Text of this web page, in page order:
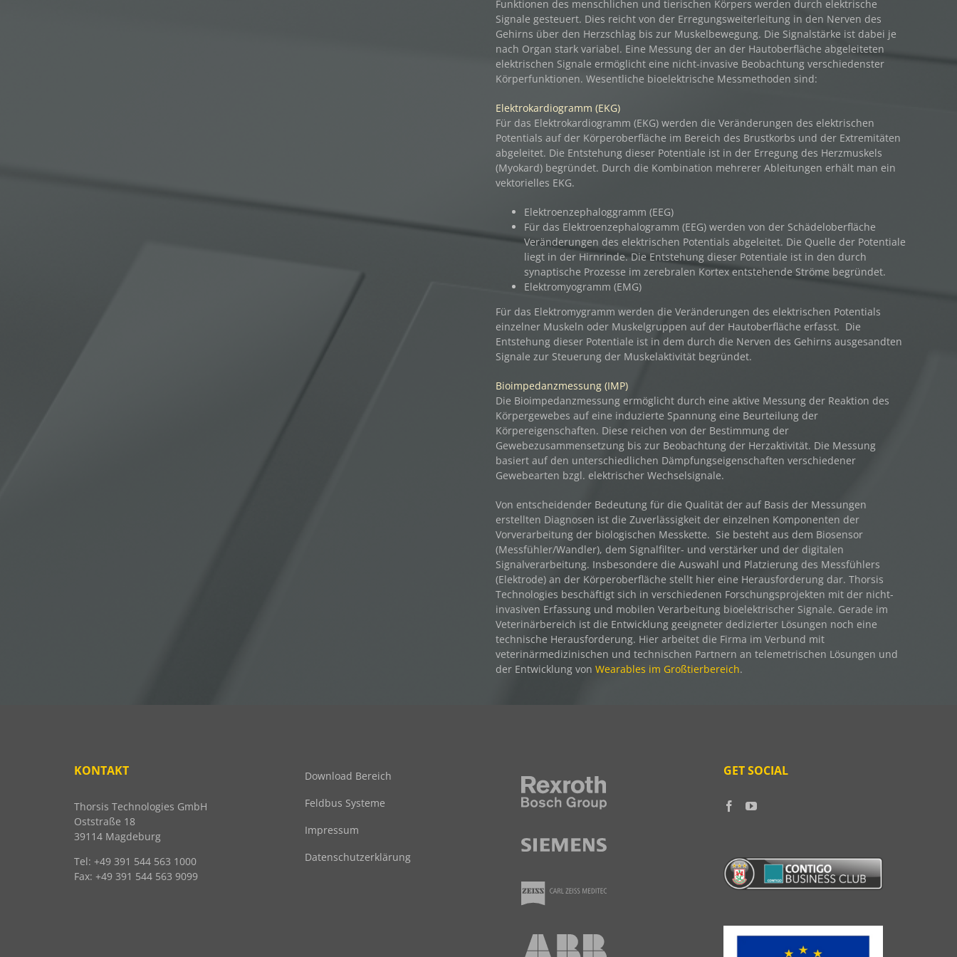
Funktionen des menschlichen und tierischen Körpers werden durch elektrische
Signale gesteuert. Dies reicht von der Erregungsweiterleitung in den Nerven des
Gehirns über den Herzschlag bis zur Muskelbewegung. Die Signalstärke ist dabei je
nach Organ stark variabel. Eine Messung der an der Hautoberfläche abgeleiteten
elektrischen Signale ermöglicht eine nicht-invasive Beobachtung verschiedenster
Körperfunktionen. Wesentliche bioelektrische Messmethoden sind:
Elektrokardiogramm (EKG)
Für das Elektrokardiogramm (EKG) werden die Veränderungen des elektrischen
Potentials auf der Körperoberfläche im Bereich des Brustkorbs und der Extremitäten
abgeleitet. Die Entstehung dieser Potentiale ist in der Erregung des Herzmuskels
(Myokard) begründet. Durch die Kombination mehrerer Ableitungen erhält man ein
vektorielles EKG.
Elektroenzephaloggramm (EEG)
Für das Elektroenzephalogramm (EEG) werden von der Schädeloberfläche
Veränderungen des elektrischen Potentials abgeleitet. Die Quelle der Potentiale
liegt in der Hirnrinde. Die Entstehung dieser Potentiale ist in den durch
synaptische Prozesse im zerebralen Kortex entstehende Ströme begründet.
Elektromyogramm (EMG)
Für das Elektromygramm werden die Veränderungen des elektrischen Potentials
einzelner Muskeln oder Muskelgruppen auf der Hautoberfläche erfasst. Die
Entstehung dieser Potentiale ist in dem durch die Nerven des Gehirns ausgesandten
Signale zur Steuerung der Muskelaktivität begründet.
Bioimpedanzmessung (IMP)
Die Bioimpedanzmessung ermöglicht durch eine aktive Messung der Reaktion des
Körpergewebes auf eine induzierte Spannung eine Beurteilung der
Körpereigenschaften. Diese reichen von der Bestimmung der
Gewebezusammensetzung bis zur Beobachtung der Herzaktivität. Die Messung
basiert auf den unterschiedlichen Dämpfungseigenschaften verschiedener
Gewebearten bzgl. elektrischer Wechselsignale.
Von entscheidender Bedeutung für die Qualität der auf Basis der Messungen
erstellten Diagnosen ist die Zuverlässigkeit der einzelnen Komponenten der
Vorverarbeitung der biologischen Messkette. Sie besteht aus dem Biosensor
(Messfühler/Wandler), dem Signalfilter- und verstärker und der digitalen
Signalverarbeitung. Insbesondere die Auswahl und Platzierung des Messfühlers
(Elektrode) an der Körperoberfläche stellt hier eine Herausforderung dar. Thorsis
Technologies beschäftigt sich in verschiedenen Forschungsprojekten mit der nicht-
invasiven Erfassung und mobilen Verarbeitung bioelektrischer Signale. Gerade im
Veterinärbereich ist die Entwicklung geeigneter dedizierter Lösungen noch eine
technische Herausforderung. Hier arbeitet die Firma im Verbund mit
veterinärmedizinischen und technischen Partnern an telemetrischen Lösungen und
der Entwicklung vonWearables im Großtierbereich.
KONTAKT
Thorsis Technologies GmbH
Oststraße 18
39114 Magdeburg
Tel: +49 391 544 563 1000
Fax: +49 391 544 563 9099
Download Bereich
Feldbus Systeme
Impressum
Datenschutzerklärung
GET SOCIAL